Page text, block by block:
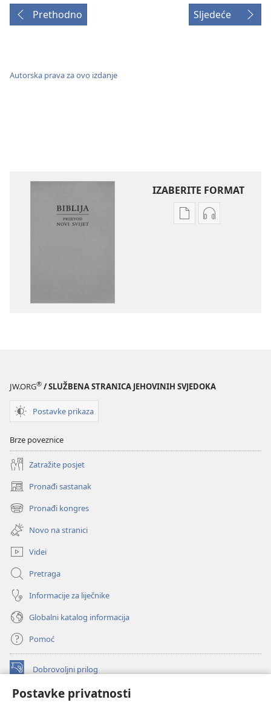
Postavke privatnosti
Prethodno Sljedeće
Autorska prava za ovo izdanje
IZABERITE FORMAT
PostavkePostavke
JW.ORG® / SLUŽBENA STRANICA JEHOVINIH SVJEDOKA
Postavke prikaza
Brze poveznice
Zatražite posjet
Pronađi sastanak
(otvara
se
novi
prozor)
Pronađi kongres
(otvara
se
novi
prozor)
Novo na stranici
Videi
Pretraga
Informacije za liječnike
Globalni katalog informacija
Pomoć
Dobrovoljni prilog
(otvara
novi
INTERNETSKA BIBLIOTEKA Watchtower